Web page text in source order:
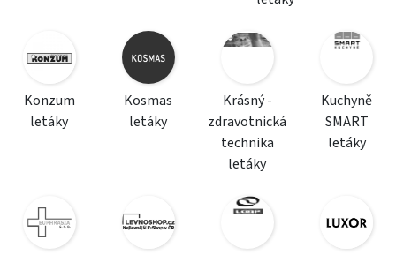
Konzum
letáky
Kosmas
letáky
Krásný -
zdravotnická
technika
letáky
Kuchyně
SMART
letáky